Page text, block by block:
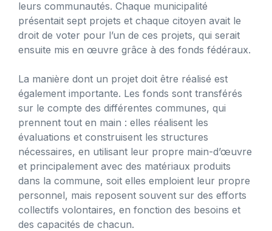
leurs communautés. Chaque municipalité
présentait sept projets et chaque citoyen avait le
droit de voter pour l’un de ces projets, qui serait
ensuite mis en œuvre grâce à des fonds fédéraux.
La manière dont un projet doit être réalisé est
également importante. Les fonds sont transférés
sur le compte des différentes communes, qui
prennent tout en main : elles réalisent les
évaluations et construisent les structures
nécessaires, en utilisant leur propre main-d’œuvre
et principalement avec des matériaux produits
dans la commune, soit elles emploient leur propre
personnel, mais reposent souvent sur des efforts
collectifs volontaires, en fonction des besoins et
des capacités de chacun.